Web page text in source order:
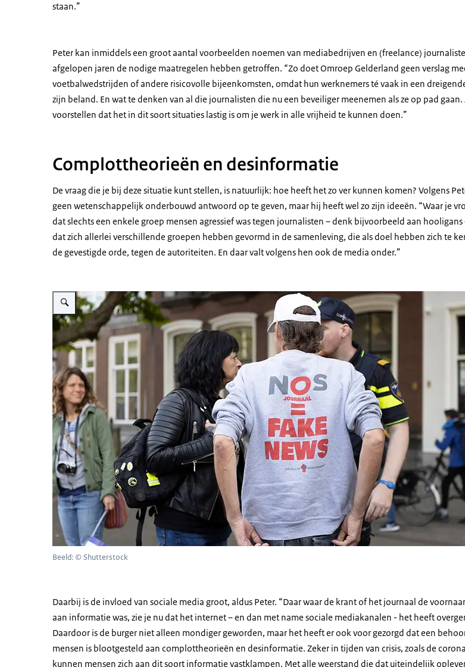
staan.”
Peter kan inmiddels een groot aantal voorbeelden noemen van mediabedrijven en (freelance)
afgelopen jaren de nodige maatregelen hebben getroffen. “Zo doet Omroep Gelderland geen verslag
voetbalwedstrijden of andere risicovolle bijeenkomsten, omdat hun werknemers té vaak in een
zijn beland. En wat te denken van al die journalisten die nu een beveiliger meenemen als ze op pad gaan.
voorstellen dat het in dit soort situaties lastig is om je werk in alle vrijheid te kunnen doen.”
Complottheorieën en desinformatie
De vraag die je bij deze situatie kunt stellen, is natuurlijk: hoe heeft het zo ver kunnen komen? Volgens
geen wetenschappelijk onderbouwd antwoord op te geven, maar hij heeft wel zo zijn ideeën. “Waar je
dat slechts een enkele groep mensen agressief was tegen journalisten – denk bijvoorbeeld aan hooligans
dat zich allerlei verschillende groepen hebben gevormd in de samenleving, die als doel hebben zich te
de gevestigde orde, tegen de autoriteiten. En daar valt volgens hen ook de media onder.”
Vergroot afbeelding Demonstrant demonstreert tegen de NOS
Beeld: © Shutterstock
Daarbij is de invloed van sociale media groot, aldus Peter. “Daar waar de krant of het journaal de
aan informatie was, zie je nu dat het internet – en dan met name sociale mediakanalen - het heeft
Daardoor is de burger niet alleen mondiger geworden, maar het heeft er ook voor gezorgd dat een
mensen is blootgesteld aan complottheorieën en desinformatie. Zeker in tijden van crisis, zoals de
kunnen mensen zich aan dit soort informatie vastklampen. Met alle weerstand die dat uiteindelijk